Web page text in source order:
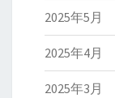
2025年5月
2025年4月
2025年3月